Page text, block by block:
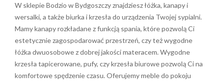
W sklepie Bodzio w Bydgoszczy znajdzieszłóżka, kanapy i
wersalki, a także biurka i krzesła do urządzenia Twojej sypialni.
Mamy kanapy rozkładane z funkcją spania, które pozwolą Ci
estetycznie zagospodarować przestrzeń, czy też wygodne
łóżka dwuosobowe z dobrej jakości materacem. Wygodne
krzesła tapicerowane, pufy, czy krzesła biurowe pozwolą Ci na
komfortowe spędzenie czasu. Oferujemy meble do pokoju